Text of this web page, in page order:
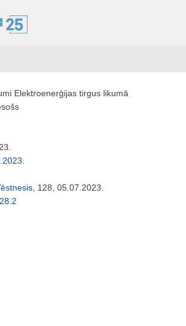
Elektroenerģijas tirgus likumā
, 128, 05.07.2023.